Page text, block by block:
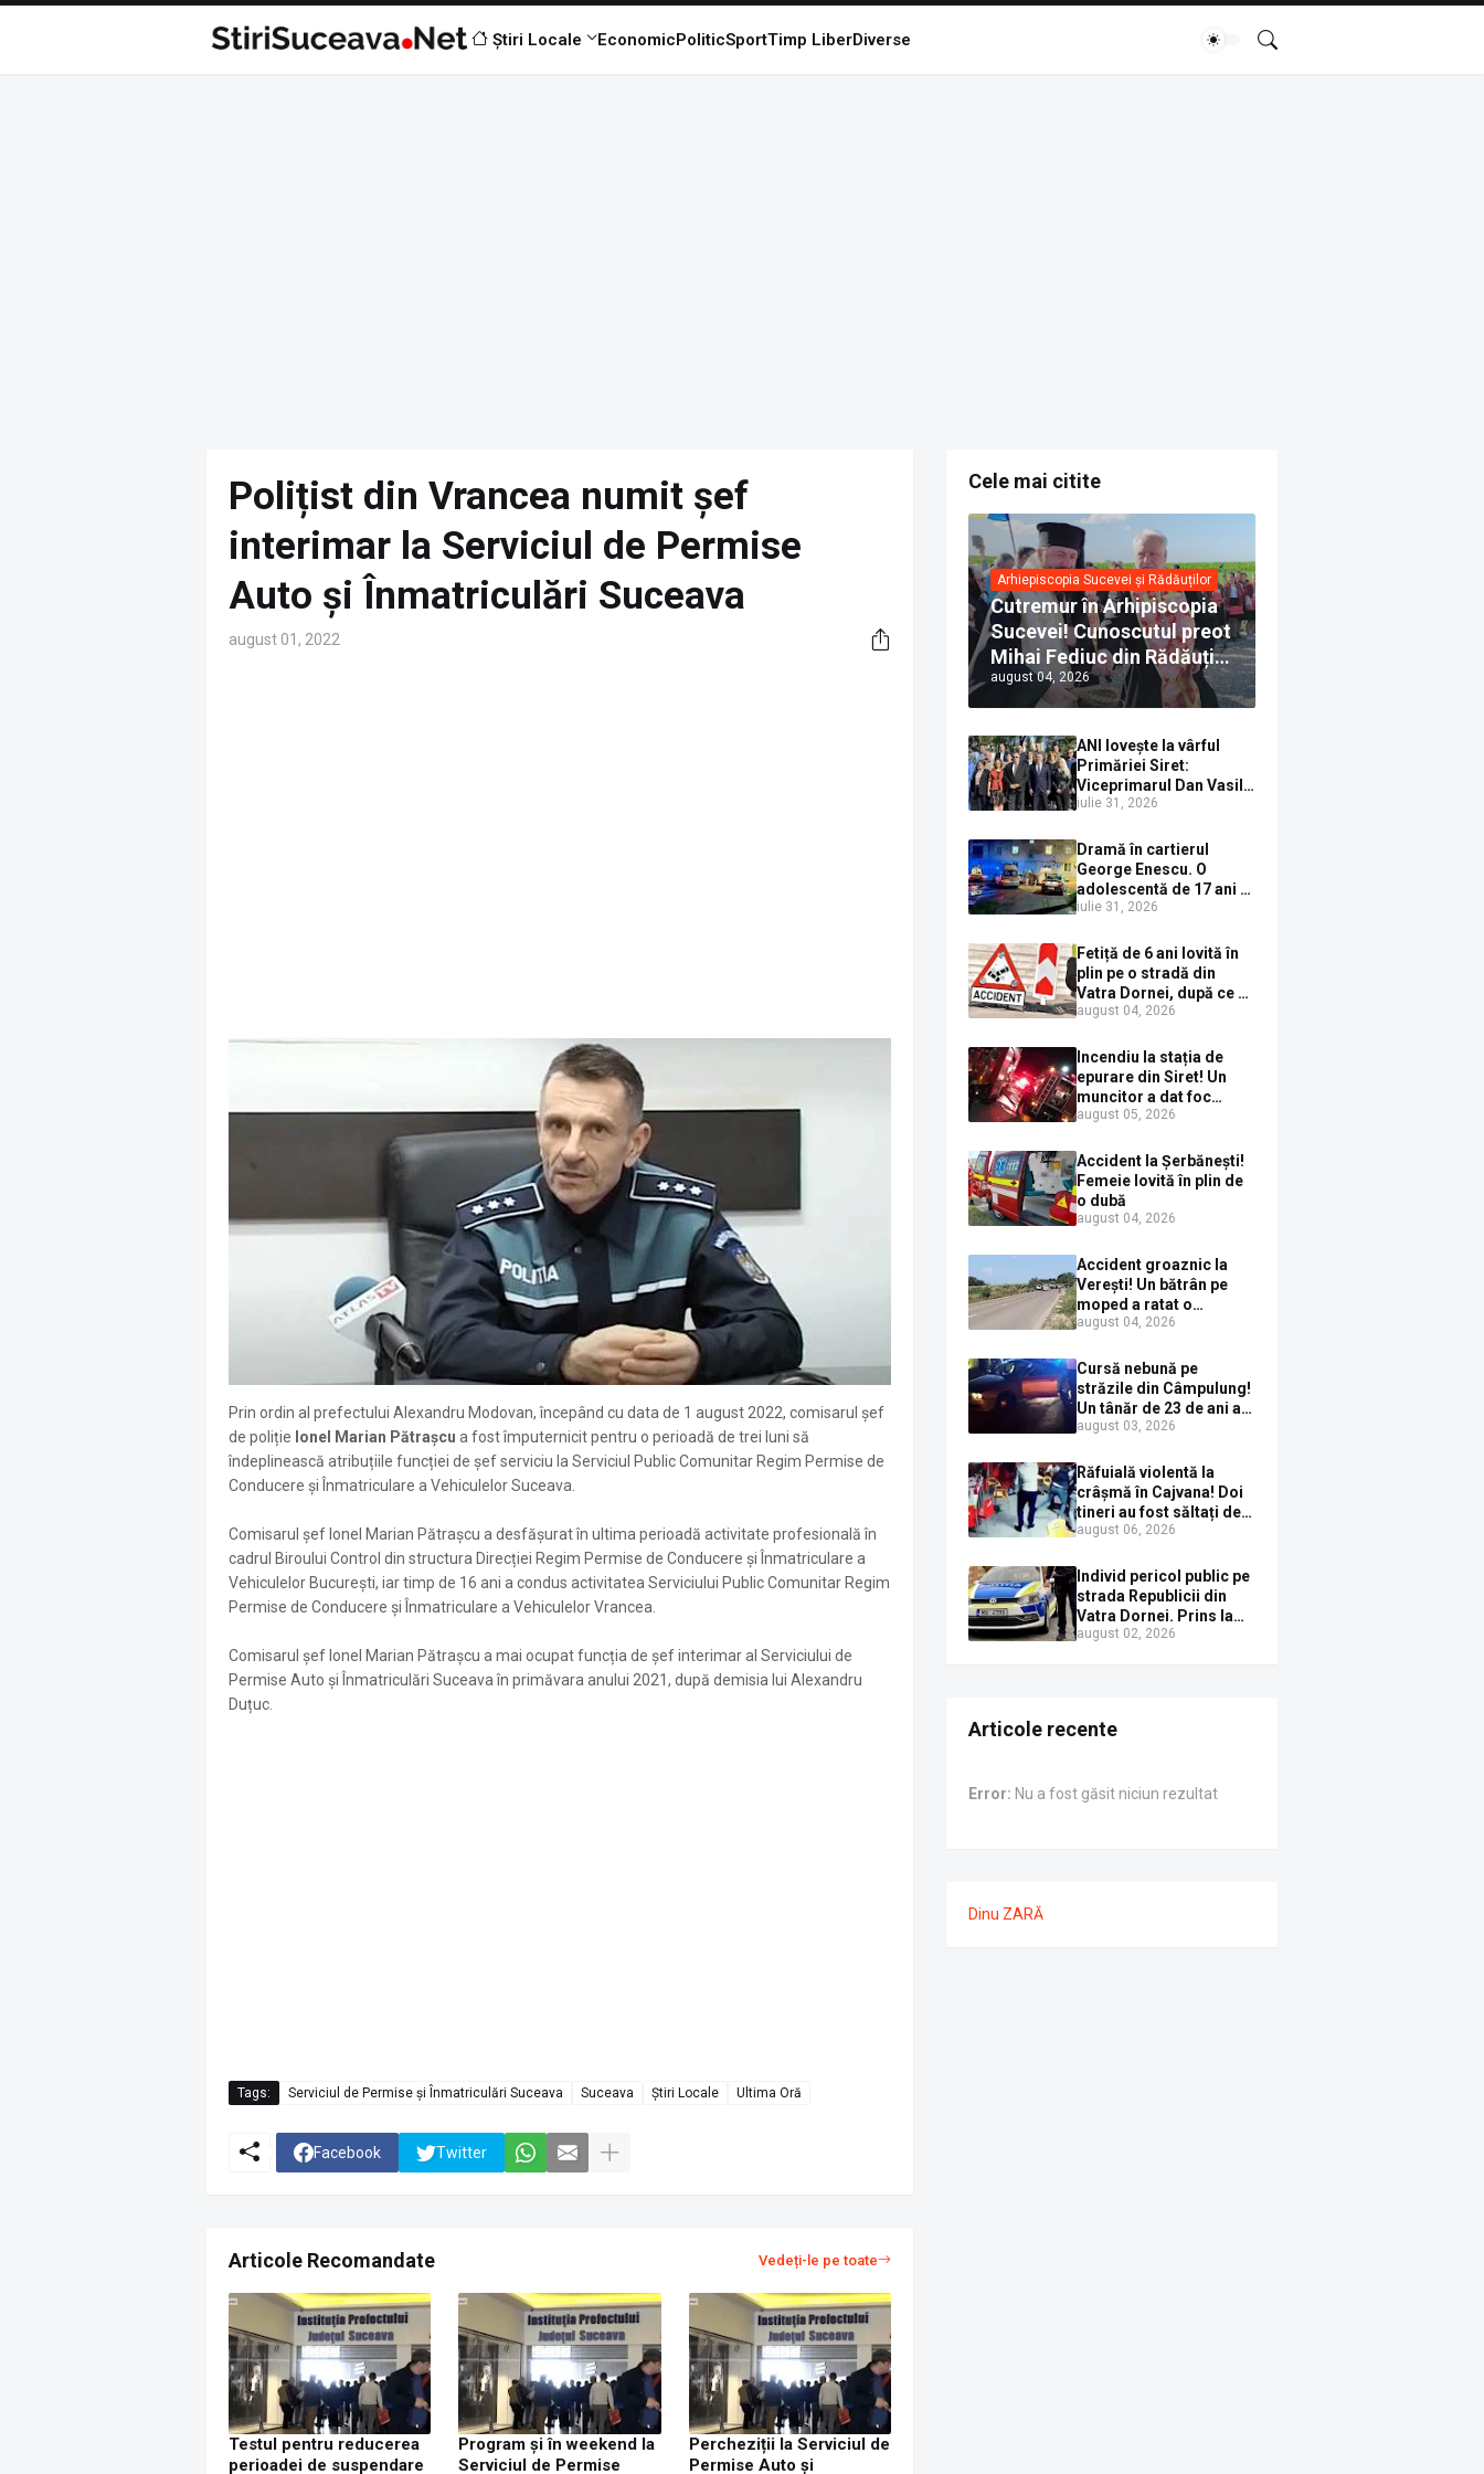
Știri Locale EconomicPoliticSportTimp LiberDiverse
Polițist din Vrancea numit șef
interimar la Serviciul de Permise
Auto și Înmatriculări Suceava
august 01, 2022
Prin ordin al prefectului Alexandru Modovan, începând cu data de 1 august 2022, comisarul șef
de poliție Ionel Marian Pătrașcu a fost împuternicit pentru o perioadă de trei luni să
îndeplinească atribuțiile funcției de șef serviciu la Serviciul Public Comunitar Regim Permise de
Conducere și Înmatriculare a Vehiculelor Suceava.
Comisarul șef Ionel Marian Pătrașcu a desfășurat în ultima perioadă activitate profesională în
cadrul Biroului Control din structura Direcției Regim Permise de Conducere și Înmatriculare a
Vehiculelor București, iar timp de 16 ani a condus activitatea Serviciului Public Comunitar Regim
Permise de Conducere și Înmatriculare a Vehiculelor Vrancea.
Comisarul șef Ionel Marian Pătrașcu a mai ocupat funcția de șef interimar al Serviciului de
Permise Auto și Înmatriculări Suceava în primăvara anului 2021, după demisia lui Alexandru
Duțuc.
Tags: Serviciul de Permise și Înmatriculări Suceava Suceava Știri Locale Ultima Oră
Facebook Twitter
Articole Recomandate Vedeți-le pe toate
Testul pentru reducerea
perioadei de suspendare
Program și în weekend la
Serviciul de Permise
Percheziții la Serviciul de
Permise Auto și
Cele mai citite
Arhiepiscopia Sucevei și Rădăuților
Cutremur în Arhipiscopia
Sucevei! Cunoscutul preot
Mihai Fediuc din Rădăuți a
trecut la Biserica Creștină
Ortodoxă Valahă. ÎPS
Calinic anunță că îi
pregătește judecata
canonică
august 04, 2026
ANI lovește la vârful
Primăriei Siret:
Viceprimarul Dan Vasile
Sauciuc, declarat
cumul de funcții
iulie 31, 2026
Dramă în cartierul
George Enescu. O
adolescentă de 17 ani s-
a aruncat de la etajul 4
părinții, pe fondul
consumului de alcool în
exces la o petrecere
iulie 31, 2026
Fetiță de 6 ani lovită în
plin pe o stradă din
Vatra Dornei, după ce a
ieșit în fața mașinii prin
august 04, 2026
Incendiu la stația de
epurare din Siret! Un
muncitor a dat foc
pompelor de apă în timp
combustibil
august 05, 2026
Accident la Șerbănești!
Femeie lovită în plin de
o dubă
august 04, 2026
Accident groaznic la
Verești! Un bătrân pe
moped a ratat o
depășire și a ajuns sub
august 04, 2026
Cursă nebună pe
străzile din Câmpulung!
Un tânăr de 23 de ani a
fugit de poliție cu un
un gard de pe strada
Sirenei
august 03, 2026
Răfuială violentă la
crâșmă în Cajvana! Doi
tineri au fost săltați de
polițiști după un scandal
distruse
august 06, 2026
Individ pericol public pe
strada Republicii din
Vatra Dornei. Prins la
volan cu mașina
august 02, 2026
Articole recente
Error: Nu a fost găsit niciun rezultat
Dinu ZARĂ